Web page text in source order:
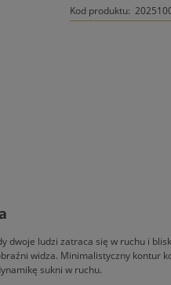
Kod produktu:
dwoje ludzi zatraca się w ruchu i
widza. Minimalistyczny kontur
sukni w ruchu.